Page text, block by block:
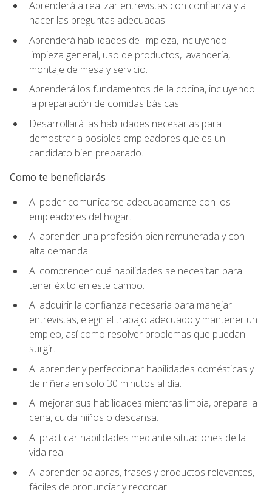
Aprenderá a realizar entrevistas con confianza y a
hacer las preguntas adecuadas.
Aprenderá habilidades de limpieza, incluyendo
limpieza general, uso de productos, lavandería,
montaje de mesa y servicio.
Aprenderá los fundamentos de la cocina, incluyendo
la preparación de comidas básicas.
Desarrollará las habilidades necesarias para
demostrar a posibles empleadores que es un
candidato bien preparado.
Como te beneficiarás
Al poder comunicarse adecuadamente con los
empleadores del hogar.
Al aprender una profesión bien remunerada y con
alta demanda.
Al comprender qué habilidades se necesitan para
tener éxito en este campo.
Al adquirir la confianza necesaria para manejar
entrevistas, elegir el trabajo adecuado y mantener un
empleo, así como resolver problemas que puedan
surgir.
Al aprender y perfeccionar habilidades domésticas y
de niñera en solo 30 minutos al día.
Al mejorar sus habilidades mientras limpia, prepara la
cena, cuida niños o descansa.
Al practicar habilidades mediante situaciones de la
vida real.
Al aprender palabras, frases y productos relevantes,
fáciles de pronunciar y recordar.